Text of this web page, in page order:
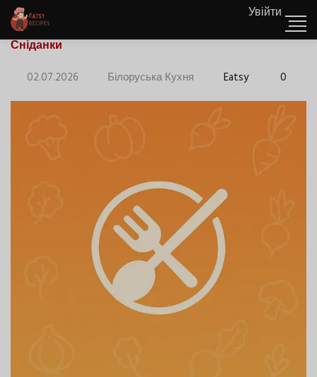
Увійти
Сніданки
02.07.2026 Білоруська Кухня Eatsy 0